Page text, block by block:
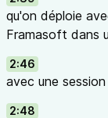
qu'on déploie
Framasoft dans
2:46
avec une
2:48